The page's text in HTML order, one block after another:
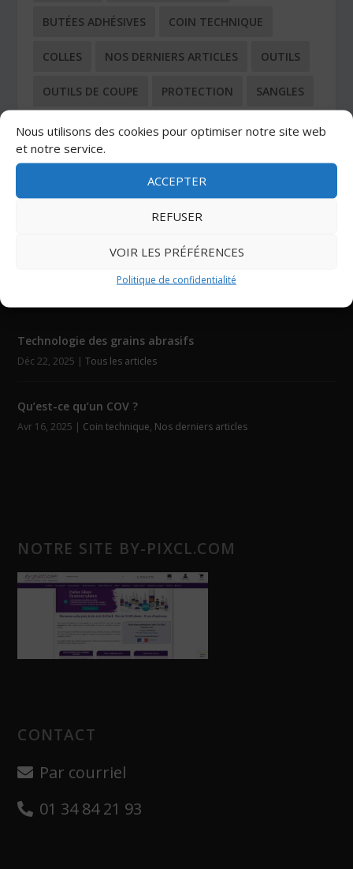
Nous utilisons des cookies pour optimiser notre site web
et notre service.
ACCEPTER
REFUSER
VOIR LES PRÉFÉRENCES
Politique de confidentialité
BUTÉES ADHÉSIVES COIN TECHNIQUE
COLLES NOS DERNIERS ARTICLES OUTILS
OUTILS DE COUPE PROTECTION SANGLES
TOUS LES ARTICLES
DERNIERS ARTICLES
Découpe laser Velcro
Technologie des grains abrasifs
Déc 22, 2025 |Tous les articles
Qu’est-ce qu’un COV ?
Avr 16, 2025 | Coin technique, Nos derniers articles
NOTRE SITE BY-PIXCL.COM
CONTACT
Par courriel
01 34 84 21 93